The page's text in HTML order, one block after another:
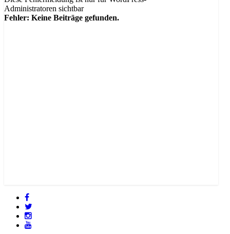
Administratoren sichtbar
Fehler: Keine Beiträge gefunden.